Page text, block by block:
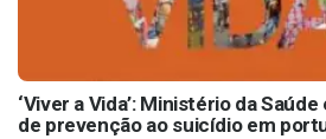
‘Viver a Vida’: Ministério da
de prevenção ao suicídio em